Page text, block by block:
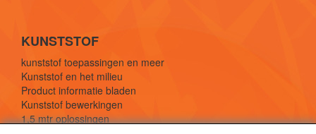
KUNSTSTOF
kunststof toepassingen en meer
Kunststof en het milieu
Product informatie bladen
Kunststof bewerkingen
1,5 mtr oplossingen